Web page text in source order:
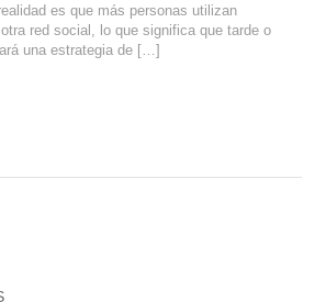
DE PRODUCTOS
Y EMPRESAS
es que más personas utilizan
red social, lo que significa que tarde o
una estrategia de […]